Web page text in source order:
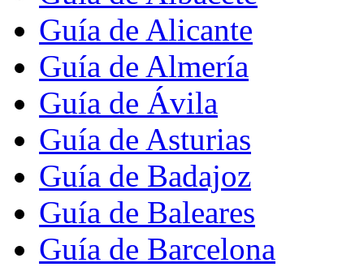
Guía de Alicante
Guía de Almería
Guía de Ávila
Guía de Asturias
Guía de Badajoz
Guía de Baleares
Guía de Barcelona